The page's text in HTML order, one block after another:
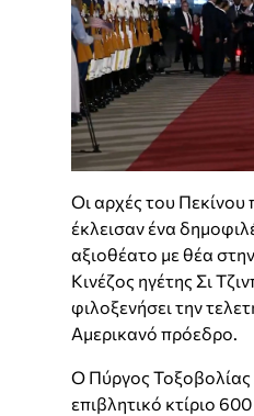
Οι αρχές του Πεκίνου
έκλεισαν ένα
αξιοθέατο με θέα
Κινέζος ηγέτης Σι
φιλοξενήσει την
Αμερικανό πρόεδρο.
Ο Πύργος Τοξοβολίας
επιβλητικό κτίριο